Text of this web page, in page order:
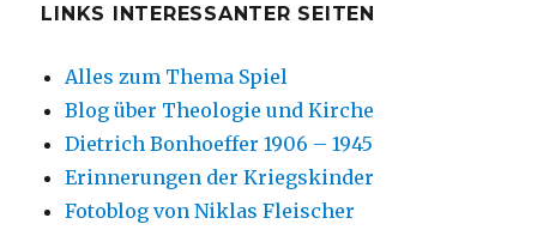
LINKS INTERESSANTER SEITEN
Alles zum Thema Spiel
Blog über Theologie und Kirche
Dietrich Bonhoeffer 1906 – 1945
Erinnerungen der Kriegskinder
Fotoblog von Niklas Fleischer